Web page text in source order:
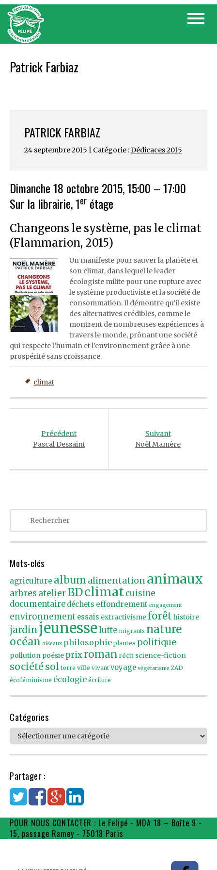
Skip
content
Toggle
Patrick Farbiaz
PATRICK FARBIAZ
24 septembre 2015 | Catégorie :Dédicaces 2015
Dimanche 18 octobre 2015, 15:00 – 17:00
Sur la librairie, 1er étage
Changeons le système, pas le climat
(Flammarion, 2015)
Un manifeste pour sauver la planète et
son climat, dans lequel le leader
écologiste milite pour une rupture avec
le système productiviste et la société de
consommation. Il démontre qu’il existe
des alternatives crédibles, comme le
montrent de nombreuses expériences à
travers le monde, prônant une société
qui respecte l’humain et l’environnement grâce à une
prospérité sans croissance.
climat
navigationPrécédent
Pascal Dessaint
Suivant
Noël Mamère
Mots-clés
agriculture album alimentationanimaux
arbres atelierBDclimatcuisine
documentaire déchets effondrement engagement
environnement essais extractivisme forêthistoire
jardin jeunesselutte migrants nature
océan oiseaux philosophie plantes politique
pollution poésie prixroman récit science-fiction
sociétésol terre ville vivant voyage végétarisme ZAD
écoféminisme écologie écriture
Catégories
Catégories
Partager :
POUR NOUS CONTACTER : Le Felipé - MDA 18 – Boîte 9 -
15, passage Ramey - 75018 Paris